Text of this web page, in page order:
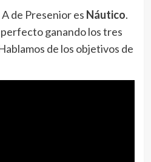
de Presenior es Náutico.
ganando los tres
de los objetivos de